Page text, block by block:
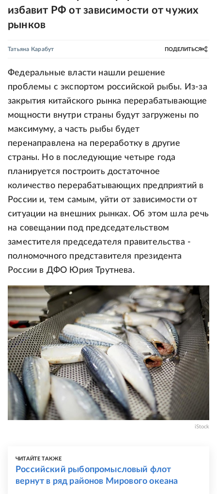
избавит РФ от зависимости от чужих
рынков
Татьяна Карабут ПОДЕЛИТЬСЯ
Федеральные власти нашли решение
проблемы с экспортом российской рыбы. Из-за
закрытия китайского рынка перерабатывающие
мощности внутри страны будут загружены по
максимуму, а часть рыбы будет
перенаправлена на переработку в другие
страны. Но в последующие четыре года
планируется построить достаточное
количество перерабатывающих предприятий в
России и, тем самым, уйти от зависимости от
ситуации на внешних рынках. Об этом шла речь
на совещании под председательством
заместителя председателя правительства -
полномочного представителя президента
России в ДФО Юрия Трутнева.
iStock
ЧИТАЙТЕ ТАКЖЕ
Российский рыбопромысловый флот
вернут в ряд районов Мирового океана